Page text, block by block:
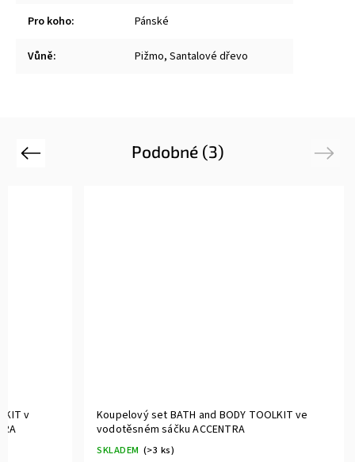
Pro koho: Pánské
Vůně: Pižmo, Santalové dřevo
Podobné (3)
Previous
v
Koupelový set BATH and BODY TOOLKIT ve
vodotěsném sáčku ACCENTRA
SKLADEM (>3 ks)
Next